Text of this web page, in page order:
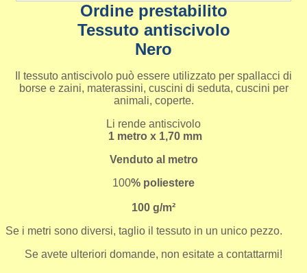
Ordine prestabilito
Tessuto antiscivolo
Nero
Il tessuto antiscivolo può essere utilizzato per spallacci di
borse e zaini, materassini, cuscini di seduta, cuscini per
animali, coperte.
Li rende antiscivolo
1 metro x 1,70 mm
Venduto al metro
100% poliestere
100 g/m²
Se i metri sono diversi, taglio il tessuto in un unico pezzo.
Se avete ulteriori domande, non esitate a contattarmi!